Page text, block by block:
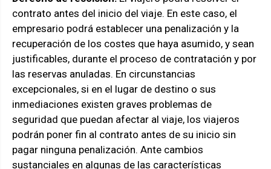
contrato antes del inicio del viaje. En este caso, el
empresario podrá establecer una penalización y la
recuperación de los costes que haya asumido, y sean
justificables, durante el proceso de contratación y por
las reservas anuladas. En circunstancias
excepcionales, si en el lugar de destino o sus
inmediaciones existen graves problemas de
seguridad que puedan afectar al viaje, los viajeros
podrán poner fin al contrato antes de su inicio sin
pagar ninguna penalización. Ante cambios
sustanciales en algunas de las características